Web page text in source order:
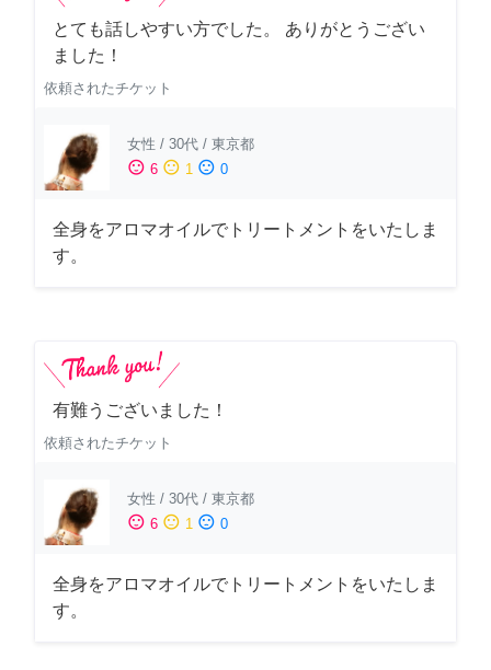
とても話しやすい方でした。 ありがとうござい
ました！
依頼されたチケット
女性 / 30代 / 東京都
sentiment_satisfied 6 sentiment_neutral 1 sentiment_dissatisfied 0
全身をアロマオイルでトリートメントをいたしま
す。
有難うございました！
依頼されたチケット
女性 / 30代 / 東京都
sentiment_satisfied 6 sentiment_neutral 1 sentiment_dissatisfied 0
全身をアロマオイルでトリートメントをいたしま
す。